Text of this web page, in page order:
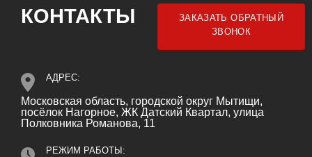
КОНТАКТЫ
ЗАКАЗАТЬ ОБРАТНЫЙ
ЗВОНОК
АДРЕС:
Московская область, городской округ Мытищи,
посёлок Нагорное, ЖК Датский Квартал, улица
Полковника Романова, 11
РЕЖИМ РАБОТЫ: